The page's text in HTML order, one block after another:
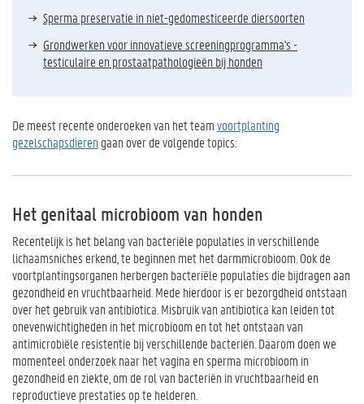
Sperma preservatie in niet-gedomesticeerde diersoorten
Grondwerken voor innovatieve screeningprogramma's -
testiculaire en prostaatpathologieën bij honden
De meest recente onderoeken van het teamvoortplanting
gezelschapsdieren gaan over de volgende topics:
Het genitaal microbioom van honden
Recentelijk is het belang van bacteriële populaties in verschillende
lichaamsniches erkend, te beginnen met het darmmicrobioom. Ook de
voortplantingsorganen herbergen bacteriële populaties die bijdragen aan
gezondheid en vruchtbaarheid. Mede hierdoor is er bezorgdheid ontstaan
over het gebruik van antibiotica. Misbruik van antibiotica kan leiden tot
onevenwichtigheden in het microbioom en tot het ontstaan van
antimicrobiële resistentie bij verschillende bacteriën. Daarom doen we
momenteel onderzoek naar het vagina en sperma microbioom in
gezondheid en ziekte, om de rol van bacteriën in vruchtbaarheid en
reproductieve prestaties op te helderen.